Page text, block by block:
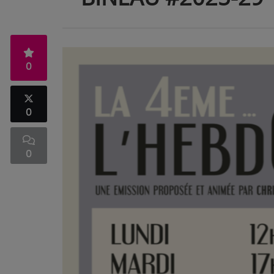
0
0
0